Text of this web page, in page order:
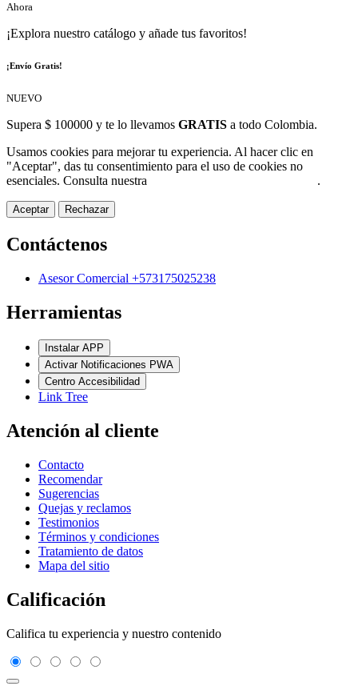
Ahora
¡Explora nuestro catálogo y añade tus favoritos!
¡Envío Gratis!
NUEVO
Supera $ 100000 y te lo llevamos GRATIS a todo Colombia.
Usamos cookies para mejorar tu experiencia. Al hacer clic en
"Aceptar", das tu consentimiento para el uso de cookies no
esenciales. Consulta nuestra
.
Aceptar Rechazar
Contáctenos
Asesor Comercial +573175025238
Herramientas
Instalar APP
Activar Notificaciones PWA
Centro Accesibilidad
Link Tree
Atención al cliente
Contacto
Recomendar
Sugerencias
Quejas y reclamos
Testimonios
Términos y condiciones
Tratamiento de datos
Mapa del sitio
Calificación
Califica tu experiencia y nuestro contenido